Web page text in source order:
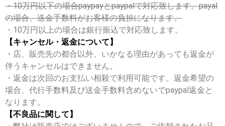
・10万円以下の場合paypayとpaypalで対応致します。payal
の場合、送金手数料がお客様の負担になります。
・10万円以上の場合は銀行振込で対応致します。
【キャンセル・返金について】
・店、販売先の都合以外、いかなる理由があっても返金が
伴うキャンセルはできません。
・返金は次回のお支払い相殺で利用可能です。返金希望の
場合、代行手数料及び送金手数料含めないでpaypal返金と
なります。
【不良品に関して】